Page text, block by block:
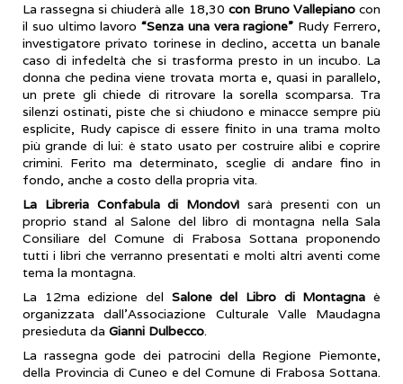
La rassegna si chiuderà alle 18,30 con Bruno Vallepianocon
il suo ultimo lavoro “Senza una vera ragione” Rudy Ferrero,
investigatore privato torinese in declino, accetta un banale
caso di infedeltà che si trasforma presto in un incubo. La
donna che pedina viene trovata morta e, quasi in parallelo,
un prete gli chiede di ritrovare la sorella scomparsa. Tra
silenzi ostinati, piste che si chiudono e minacce sempre più
esplicite, Rudy capisce di essere finito in una trama molto
più grande di lui: è stato usato per costruire alibi e coprire
crimini. Ferito ma determinato, sceglie di andare fino in
fondo, anche a costo della propria vita.
La Libreria Confabula di Mondovì sarà presenti con un
proprio stand al Salone del libro di montagna nella Sala
Consiliare del Comune di Frabosa Sottana proponendo
tutti i libri che verranno presentati e molti altri aventi come
tema la montagna.
La 12ma edizione del Salone del Libro di Montagna è
organizzata dall’Associazione Culturale Valle Maudagna
presieduta da Gianni Dulbecco.
La rassegna gode dei patrocini della Regione Piemonte,
della Provincia di Cuneo e del Comune di Frabosa Sottana.